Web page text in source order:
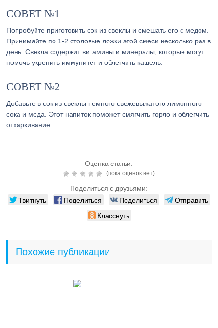
СОВЕТ №1
Попробуйте приготовить сок из свеклы и смешать его с медом.
Принимайте по 1-2 столовые ложки этой смеси несколько раз в
день. Свекла содержит витамины и минералы, которые могут
помочь укрепить иммунитет и облегчить кашель.
СОВЕТ №2
Добавьте в сок из свеклы немного свежевыжатого лимонного
сока и меда. Этот напиток поможет смягчить горло и облегчить
отхаркивание.
Оценка статьи:
(пока оценок нет)
Поделиться с друзьями:
Твитнуть Поделиться Поделиться
Отправить
Класснуть
Похожие публикации